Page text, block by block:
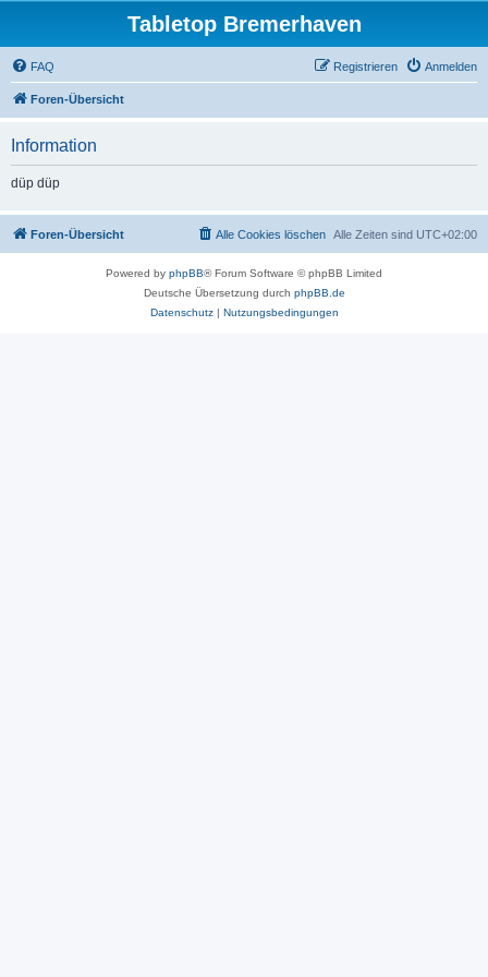
Tabletop Bremerhaven
FAQ Anmelden
Registrieren
Foren-Übersicht
Information
düp düp
Foren-Übersicht Alle Zeiten sind UTC+02:00
Alle Cookies löschen
Powered by phpBB® Forum Software © phpBB Limited
Deutsche Übersetzung durch phpBB.de
Datenschutz| Nutzungsbedingungen